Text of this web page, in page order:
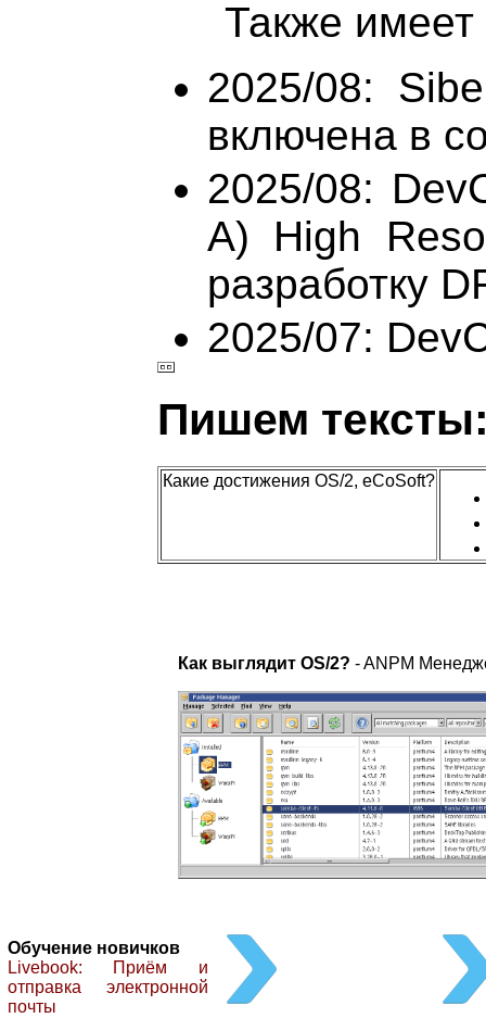
Также
2025/08:
включена в
2025/08:
A) High
разработку
2025/07:
Пишем
Какие достижения OS/2, eCoSoft?
Как выглядит OS/2? - ANPM
Обучение новичков
Livebook: Приём и
отправка электронной
почты